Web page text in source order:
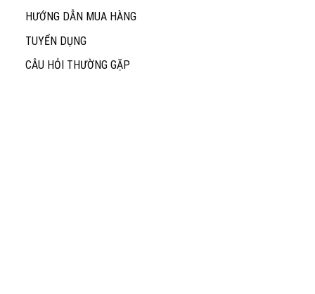
HƯỚNG DẪN MUA HÀNG
TUYỂN DỤNG
CÂU HỎI THƯỜNG GẶP